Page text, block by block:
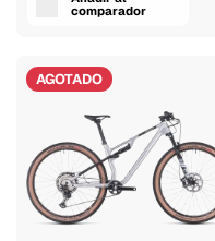
comparador
AGOTADO